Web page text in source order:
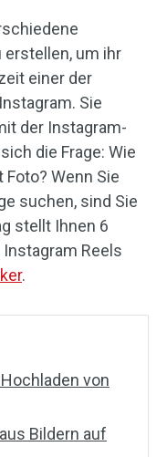
um ihr
einer der
Sie
der Instagram-
die Frage: Wie
Wenn Sie
suchen, sind Sie
stellt Ihnen 6
Reels
.
von
Bildern auf